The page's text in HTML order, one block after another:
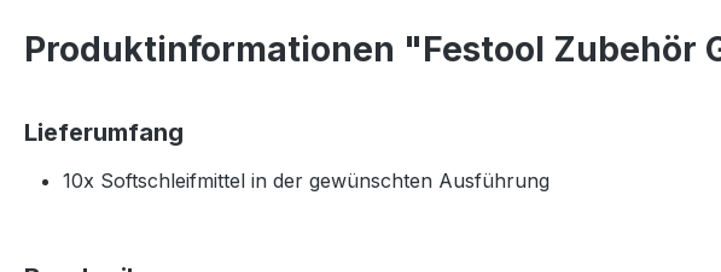
Produktinformationen "Festool Zubehör
Lieferumfang
10x Softschleifmittel in der gewünschten Ausführung